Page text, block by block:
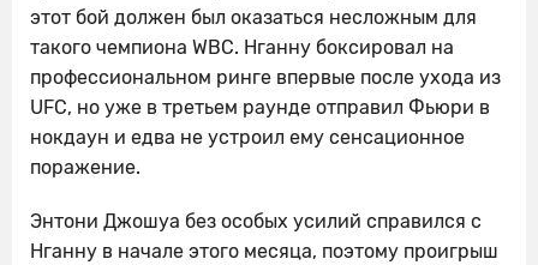
этот бой должен был оказаться несложным для
такого чемпиона WBC. Нганну боксировал на
профессиональном ринге впервые после ухода из
UFC, но уже в третьем раунде отправил Фьюри в
нокдаун и едва не устроил ему сенсационное
поражение.
Энтони Джошуа без особых усилий справился с
Нганну в начале этого месяца, поэтому проигрыш